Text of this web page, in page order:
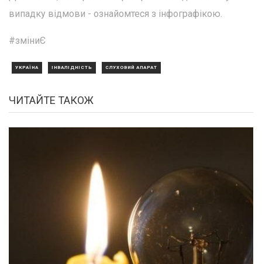
випадку відмови - ознайомтеся з інфографікою.
#зміниЄ
УКРАЇНА ІНВАЛІДНІСТЬ СЛУХОВИЙ АПАРАТ
ЧИТАЙТЕ ТАКОЖ